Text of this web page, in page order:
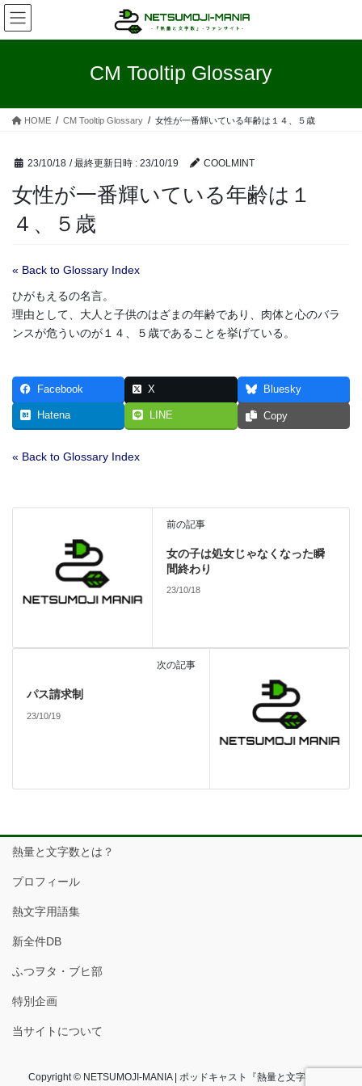
コ
ン
テ
ス
ナ
ビ
ゲ
ン
CM Tooltip Glossary
HOME CM Tooltip Glossary 女性が一番輝いている年齢は１４、５歳
23/10/18 / 最終更新日時 : 23/10/19 COOLMINT
女性が一番輝いている年齢は１
４、５歳
« Back to Glossary Index
ひがもえるの名言。
理由として、大人と子供のはざまの年齢であり、肉体と心のバラ
ンスが危ういのが１４、５歳であることを挙げている。
Facebook X Bluesky
Hatena LINE Copy
« Back to Glossary Index
前の記事
女の子は処女じゃなくなった瞬
間終わり
23/10/18
次の記事
パス請求制
23/10/19
熱量と文字数とは？
プロフィール
熱文字用語集
新全件DB
ふつヲタ・ブヒ部
特別企画
当サイトについて
Copyright © NETSUMOJI-MANIA | ポッドキャスト『熱量と文字数』フ